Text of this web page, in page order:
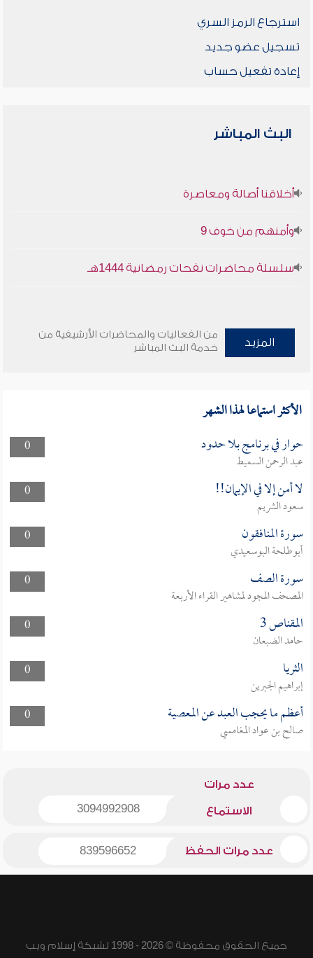
استرجاع الرمز السري
تسجيل عضو جديد
إعادة تفعيل حساب
البث المباشر
أخلاقنا أصالة ومعاصرة
وأمنهم من خوف 9
سلسلة محاضرات نفحات رمضانية 1444هـ
المزيد
من الفعاليات والمحاضرات الأرشيفية من
خدمة البث المباشر
الأكثر استماعا لهذا الشهر
0 حوار في برنامج بلا حدود
عبد الرحمن السميط
0
لا أمن إلا في الإيمان!!
سعود الشريم
0
سورة المنافقون
أبوطلحة البوسعيدي
0
سورة الصف
المصحف المجود لمشاهير القراء الأربعة
0
المقناص 3
حامد الضبعان
0
الثريا
إبراهيم الجبرين
0
أعظم ما يحجب العبد عن المعصية
صالح بن عواد المغامسي
عدد مرات
الاستماع 3094992908
عدد مرات الحفظ 839596652
جميع الحقوق محفوظة © 2026 - 1998 لشبكة إسلام ويب